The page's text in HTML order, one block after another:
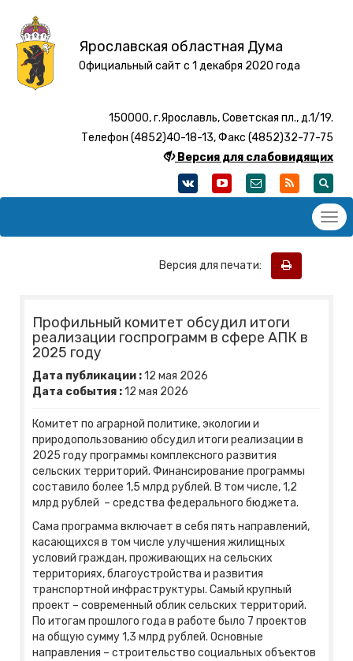
Ярославская областная Дума
Официальный сайт с 1 декабря 2020 года
150000, г.Ярославль, Советская пл., д.1/19.
Телефон (4852)40-18-13, Факс (4852)32-77-75
Версия для слабовидящих
Версия для печати:
Профильный комитет обсудил итоги
реализации госпрограмм в сфере АПК в
2025 году
Дата публикации :12 мая 2026
Дата события :12 мая 2026
Комитет по аграрной политике, экологии и
природопользованию обсудил итоги реализации в
2025 году программы комплексного развития
сельских территорий. Финансирование программы
составило более 1,5 млрд рублей. В том числе, 1,2
млрд рублей – средства федерального бюджета.
Сама программа включает в себя пять направлений,
касающихся в том числе улучшения жилищных
условий граждан, проживающих на сельских
территориях, благоустройства и развития
транспортной инфраструктуры. Самый крупный
проект – современный облик сельских территорий.
По итогам прошлого года в работе было 7 проектов
на общую сумму 1,3 млрд рублей. Основные
направления – строительство социальных объектов